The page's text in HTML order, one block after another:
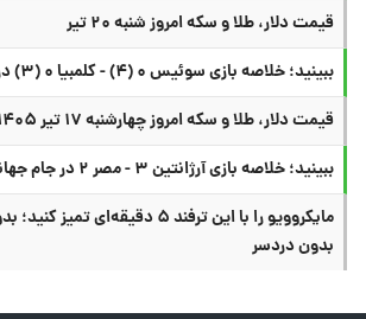
قیمت دلار، طلا و سکه امروز شنبه ۲۰ تیر
ببینید؛ خلاصه بازی سوئیس ۰ (۴) - کلمبیا ۰ (۳) در جام جهانی
قیمت دلار، طلا و سکه امروز چهارشنبه ۱۷ تیر ۱۴۰۵
ببینید؛ خلاصه بازی آرژانتین ۳ - مصر ۲ در جام جهانی
مایکروویو را با این ترفند ۵
بدون دردسر